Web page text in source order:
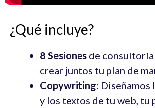
¿Qué incluye?
8 Sesiones de consultoría
crear juntos tu plan de
Copywriting: Diseñamos
y los textos de tu web, tu